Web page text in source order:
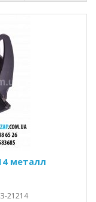
металл
21214